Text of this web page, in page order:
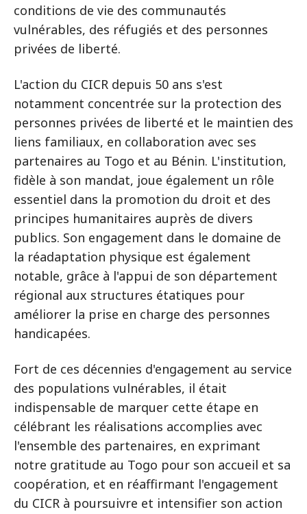
conditions de vie des communautés
vulnérables, des réfugiés et des personnes
privées de liberté.
L'action du CICR depuis 50 ans s'est
notamment concentrée sur la protection des
personnes privées de liberté et le maintien des
liens familiaux, en collaboration avec ses
partenaires au Togo et au Bénin. L'institution,
fidèle à son mandat, joue également un rôle
essentiel dans la promotion du droit et des
principes humanitaires auprès de divers
publics. Son engagement dans le domaine de
la réadaptation physique est également
notable, grâce à l'appui de son département
régional aux structures étatiques pour
améliorer la prise en charge des personnes
handicapées.
Fort de ces décennies d'engagement au service
des populations vulnérables, il était
indispensable de marquer cette étape en
célébrant les réalisations accomplies avec
l'ensemble des partenaires, en exprimant
notre gratitude au Togo pour son accueil et sa
coopération, et en réaffirmant l'engagement
du CICR à poursuivre et intensifier son action